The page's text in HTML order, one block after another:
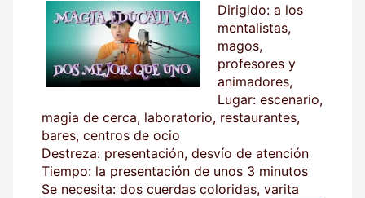
Dirigido: a los
mentalistas,
magos,
profesores y
animadores,
Lugar: escenario,
magia de cerca, laboratorio, restaurantes,
bares, centros de ocio
Destreza: presentación, desvío de atención
Tiempo: la presentación de unos 3 minutos
Se necesita: dos cuerdas coloridas, varita